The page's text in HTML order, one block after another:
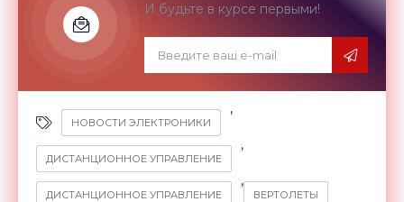
И будьте в курсе первыми!
НОВОСТИ ЭЛЕКТРОНИКИ
,
ДИСТАНЦИОННОЕ УПРАВЛЕНИЕ
,
ДИСТАНЦИОННОЕ УПРАВЛЕНИЕ
,
ВЕРТОЛЕТЫ